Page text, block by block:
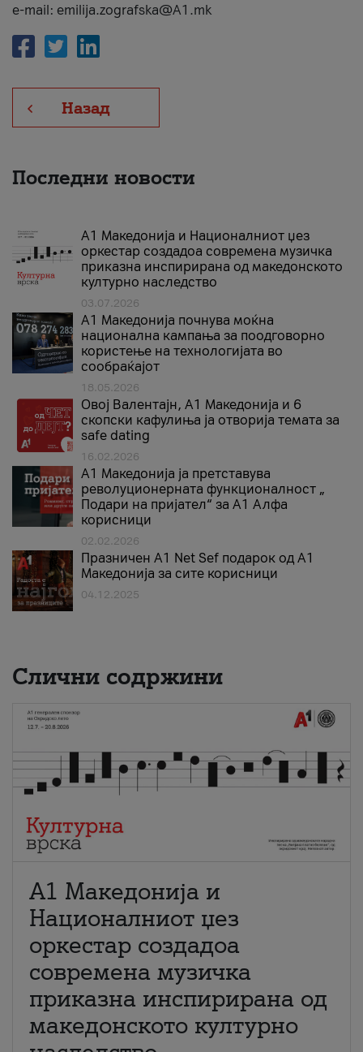
e-mail: emilija.zografska@A1.mk
Назад
Последни новости
А1 Македонија и Националниот џез
оркестар создадоа современа музичка
приказна инспирирана од македонското
културно наследство
03.07.2026
A1 Македонија почнува моќна
национална кампања за поодговорно
користење на технологијата во
сообраќајот
18.05.2026
Овој Валентајн, A1 Македонија и 6
скопски кафулиња ја отворија темата за
safe dating
16.02.2026
А1 Македонија ја претставува
револуционерната функционалност „
Подари на пријател“ за А1 Алфа
корисници
02.02.2026
Празничен A1 Net Sеf подарок од А1
Македонија за сите корисници
04.12.2025
Слични содржини
А1 Македонија и
Националниот џез
оркестар создадоа
современа музичка
приказна инспирирана од
македонското културно